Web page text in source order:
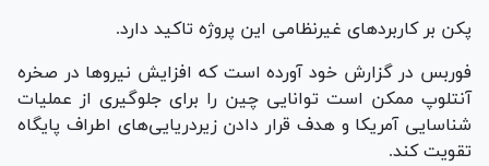
پکن بر کاربردهای غیرنظامی این‌ پروژه تاکید دارد.
فوربس در گزارش خود آورده است که افزایش نیروها در صخره
آنتلوپ ممکن است توانایی چین را برای جلوگیری از عملیات
شناسایی آمریکا و هدف قرار دادن زیردریایی‌های اطراف پایگاه
تقویت کند.